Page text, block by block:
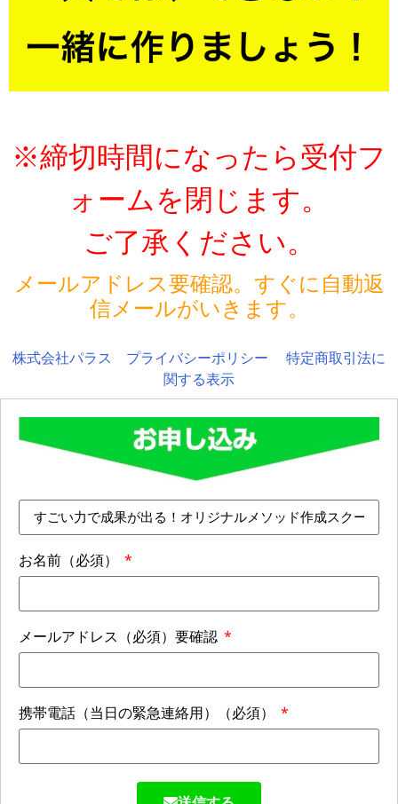
※締切時間になったら受付フ
ォームを閉じます。
ご了承ください。
メールアドレス要確認。すぐに自動返
信メールがいきます。
株式会社パラス プライバシーポリシー 特定商取引法に
関する表示
お名前（必須）
メールアドレス（必須）要確認
携帯電話（当日の緊急連絡用）（必須）